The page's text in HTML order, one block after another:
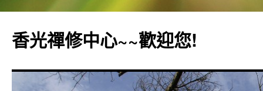
香光禪修中心~~歡迎您!